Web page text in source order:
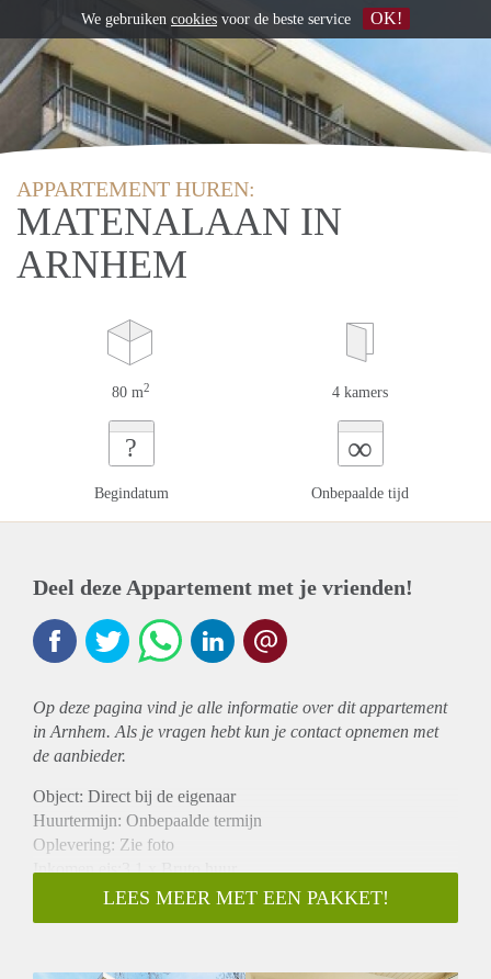
APPARTEMENT HUREN:
MATENALAAN IN
ARNHEM
80 m2 4 kamers
?
Begindatum
∞
Onbepaalde tijd
Deel deze Appartement met je vrienden!
Op deze pagina vind je alle informatie over ditappartement
in Arnhem. Als je vragen hebt kun je contact opnemen met
de aanbieder.
Object: Direct bij de eigenaar
Huurtermijn: Onbepaalde termijn
Oplevering: Zie foto
Inkomen eis:3,1 x Bruto huur
Garantiestelling mogelijk: Ja
Borg: 1 Maand
LEES MEER MET EEN PAKKET!
We gebruiken cookies voor de beste service OK!